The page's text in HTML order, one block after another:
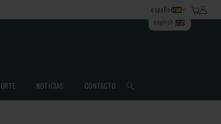
español
english
NOTICIAS CONTACTO